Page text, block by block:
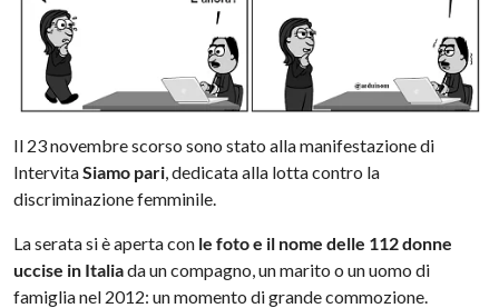
Il 23 novembre scorso sono stato alla manifestazione di
IntervitaSiamo pari , dedicata alla lotta contro la
discriminazione femminile.
La serata si è aperta con le foto e il nome delle 112 donne
uccise in Italiada un compagno, un marito o un uomo di
famiglia nel 2012: un momento di grande commozione.